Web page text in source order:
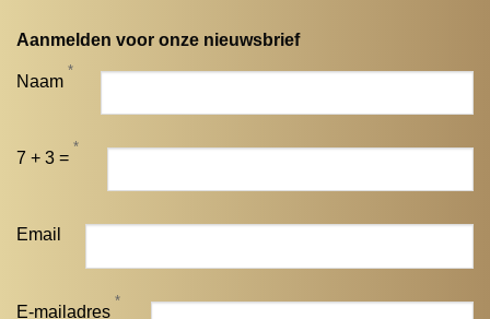
Aanmelden voor onze nieuwsbrief
Naam
*
7 + 3 =
*
Email
E-mailadres
*